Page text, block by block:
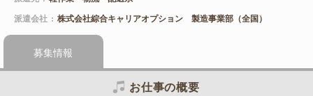
派遣会社
株式会社綜合キャリアオプション 製造事業部（全国）
募集情報
お仕事の概要